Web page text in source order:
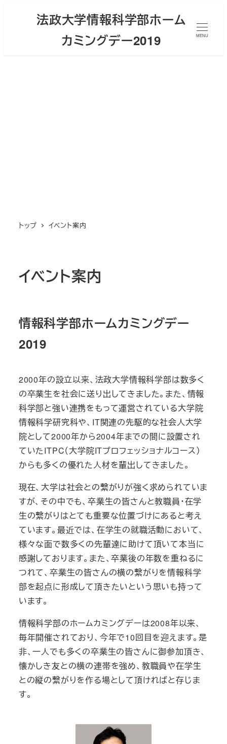
法政大学情報科学部ホーム
カミングデー2019
MENU
トップ イベント案内
イベント案内
情報科学部ホームカミングデー
2019
2000年の設立以来、法政大学情報科学部は数多く
の卒業生を社会に送り出してきました。また、情報
科学部と強い連携をもって運営されている大学院
情報科学研究科や、IT関連の先駆的な社会人大学
院として2000年から2004年までの間に設置され
ていたITPC（大学院ITプロフェッショナルコース）
からも多くの優れた人材を輩出してきました。
現在、大学は社会との繋がりが強く求められていま
すが、その中でも、卒業生の皆さんと教職員・在学
生の繋がりはとても重要な位置づけにあると考え
ています。最近では、在学生の就職活動において、
様々な面で数多くの先輩達に助けて頂いて本当に
感謝しております。また、卒業後の年数を重ねるに
つれて、卒業生の皆さんの横の繋がりを情報科学
部を起点に形成して頂きたいという思いも持って
います。
情報科学部のホームカミングデーは2008年以来、
毎年開催されており、今年で10回目を迎えます。是
非、一人でも多くの卒業生の皆さんに御参加頂き、
懐かしき友との横の連帯を強め、教職員や在学生
との縦の繋がりを作る場として頂ければと存じま
す。